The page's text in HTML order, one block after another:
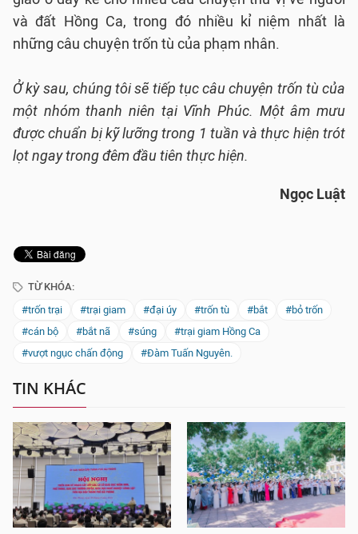
và đất Hồng Ca, trong đó nhiều kỉ niệm nhất là
những câu chuyện trốn tù của phạm nhân.
Ở kỳ sau, chúng tôi sẽ tiếp tục câu chuyện trốn tù của
một nhóm thanh niên tại Vĩnh Phúc. Một âm mưu
được chuẩn bị kỹ lưỡng trong 1 tuần và thực hiện trót
lọt ngay trong đêm đầu tiên thực hiện.
Ngọc Luật
TỪ KHÓA:
#trốn trại
#trại giam #đại úy #trốn tù #bắt
#bỏ trốn
#cán bộ
#bắt nã #súng
#trại giam Hồng Ca
#vượt ngục chấn động
#Đàm Tuấn Nguyên.
TIN KHÁC